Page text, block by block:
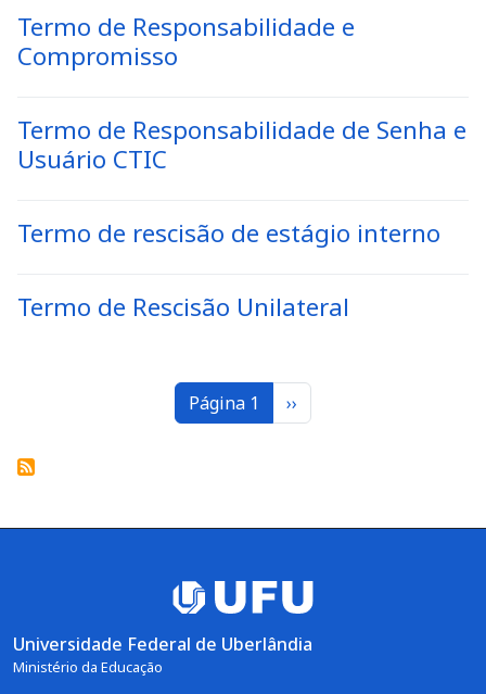
Termo de Responsabilidade e
Compromisso
Termo de Responsabilidade de Senha e
Usuário CTIC
Termo de rescisão de estágio interno
Termo de Rescisão Unilateral
Página 1 Próxima página
››
Universidade Federal de Uberlândia
Ministério da Educação